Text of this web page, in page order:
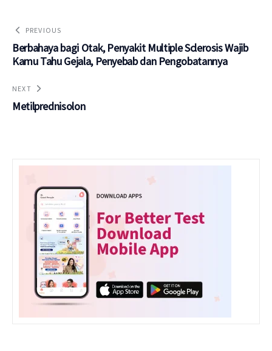
PREVIOUS
Berbahaya bagi Otak, Penyakit Multiple Sclerosis Wajib
Kamu Tahu Gejala, Penyebab dan Pengobatannya
NEXT
Metilprednisolon